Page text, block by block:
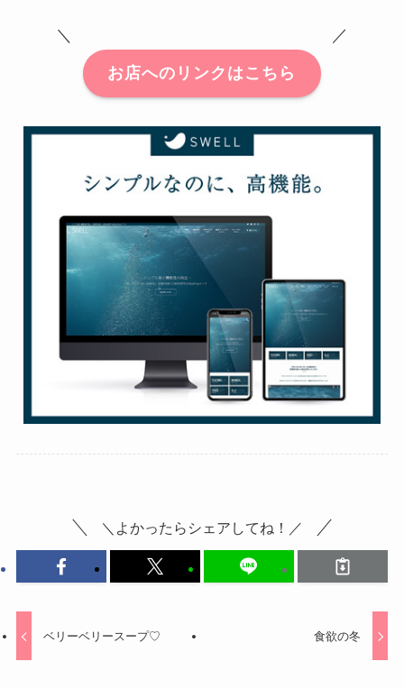
＼ ／
お店へのリンクはこちら
＼よかったらシェアしてね！／
ベリーベリースープ♡ 食欲の冬